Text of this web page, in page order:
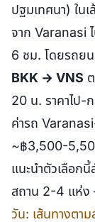
ปฐมเทศนา) ใน
จาก Varanasi
6 ชม. โดยรถย
BKK → VNS
20 น. ราคาไป
ค่ารถ
~฿3,500-
แนะนำตัวเลือก
สถาน 2-4 แห่
วัน: เส้นทางตาม